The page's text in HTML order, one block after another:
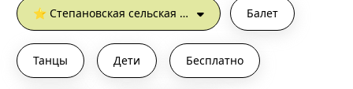
⭐︎ Степановская сельская библиотека Балет
Танцы Дети Бесплатно